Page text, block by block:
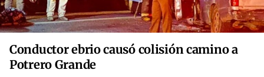
Conductor ebrio causó colisión camino a
Potrero Grande